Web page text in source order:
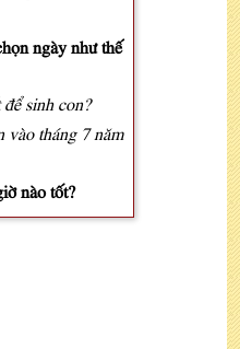
ngày như thế
sinh con?
vào tháng 7 năm
nào tốt?